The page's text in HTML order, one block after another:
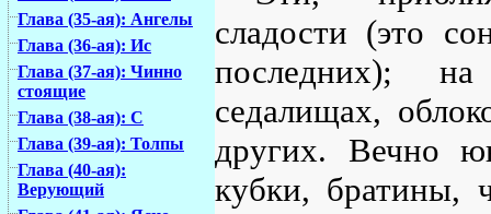
Глава (35-ая): Ангелы
Глава (36-ая): Ис
Глава (37-ая): Чинно
стоящие
Глава (38-ая): С
Глава (39-ая): Толпы
Глава (40-ая):
Верующий
сладости (это
последних);
седалищах,
других. Вечно
кубки, братины,